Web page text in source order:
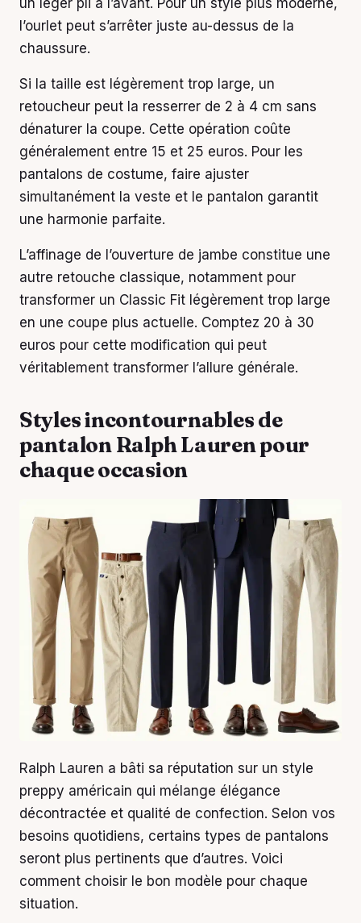
un léger pli à l’avant. Pour un style plus moderne,
l’ourlet peut s’arrêter juste au-dessus de la
chaussure.
Si la taille est légèrement trop large, un
retoucheur peut la resserrer de 2 à 4 cm sans
dénaturer la coupe. Cette opération coûte
généralement entre 15 et 25 euros. Pour les
pantalons de costume, faire ajuster
simultanément la veste et le pantalon garantit
une harmonie parfaite.
L’affinage de l’ouverture de jambe constitue une
autre retouche classique, notamment pour
transformer un Classic Fit légèrement trop large
en une coupe plus actuelle. Comptez 20 à 30
euros pour cette modification qui peut
véritablement transformer l’allure générale.
Styles incontournables de
pantalon Ralph Lauren pour
chaque occasion
Ralph Lauren a bâti sa réputation sur un style
preppy américain qui mélange élégance
décontractée et qualité de confection. Selon vos
besoins quotidiens, certains types de pantalons
seront plus pertinents que d’autres. Voici
comment choisir le bon modèle pour chaque
situation.